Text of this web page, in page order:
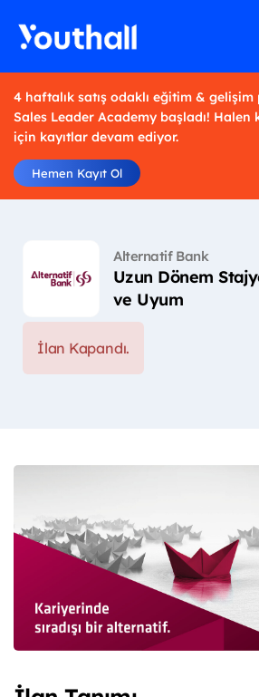
4 haftalık satış odaklı eğitim &
Sales Leader Academy başladı! Halen
için kayıtlar devam ediyor.
Hemen Kayıt Ol
Alternatif Bank
Uzun Dönem
ve Uyum
İlan Kapandı.